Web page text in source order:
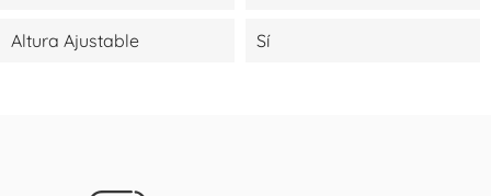
Altura Ajustable Sí